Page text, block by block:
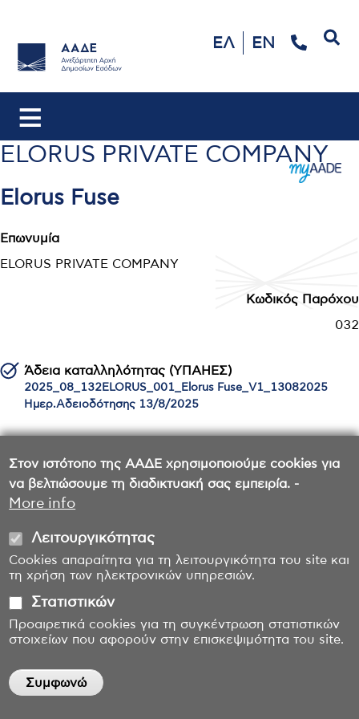
Στον ιστότοπο της ΑΑΔΕ χρησιμοποιούμε cookies για
να βελτιώσουμε τη διαδικτυακή σας εμπειρία. -
More info
Λειτουργικότητας
Cookies απαραίτητα για τη λειτουργικότητα του site και
τη χρήση των ηλεκτρονικών υπηρεσιών.
Στατιστικών
Προαιρετικά cookies για τη συγκέντρωση στατιστικών
στοιχείων που αφορούν στην επισκεψιμότητα του site.
Συμφωνώ
ΕΛ EN
ELORUS PRIVATE COMPANY
Elorus Fuse
Επωνυμία
ELORUS PRIVATE COMPANY
Κωδικός Παρόχου
032
Άδεια καταλληλότητας (ΥΠΑΗΕΣ)
2025_08_132ELORUS_001_Elorus Fuse_V1_13082025
Ημερ.Αδειοδότησης 13/8/2025
Αδειοδοτημένος κατά Α.1158/2023
Ημερ.Αδειοδότησης 13/8/2025